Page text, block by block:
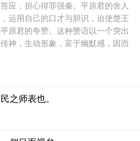
应，担心得罪强秦。平原君的舍人
运用自己的口才与胆识，迫使楚王
原君的夸赞。这种赞语以一个突出
神，生动形象，富于幽默感，因而
之师表也。